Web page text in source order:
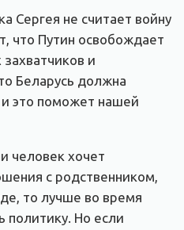
Сергея не считает войну
что Путин освобождает
захватчиков и
Беларусь должна
и это поможет нашей
человек хочет
с родственником,
то лучше во время
политику. Но если